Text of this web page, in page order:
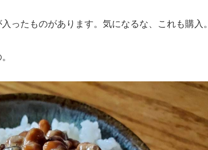
ったものがあります。気になるな、これも購入。